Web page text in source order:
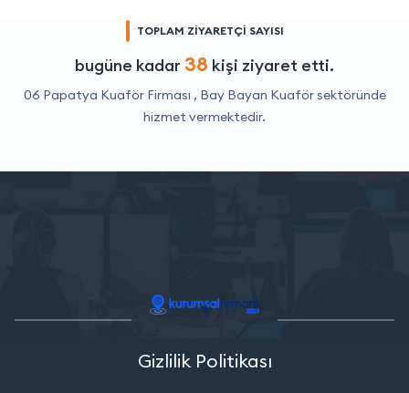
TOPLAM ZİYARETÇİ SAYISI
bugüne kadar 38 kişi ziyaret etti.
06 Papatya Kuaför Firması , Bay Bayan Kuaförsektöründe
hizmet vermektedir.
Gizlilik Politikası